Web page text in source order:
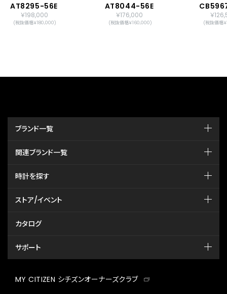
AT8295-56E
￥198,000
(税抜価格￥180,000)
AT8044-56E
￥176,000
(税抜価格￥160,000)
￥
(税抜価格
ブランド一覧
関連ブランド一覧
時計を探す
ストア/イベント
カタログ
サポート
MY CITIZEN シチズンオーナーズクラブ